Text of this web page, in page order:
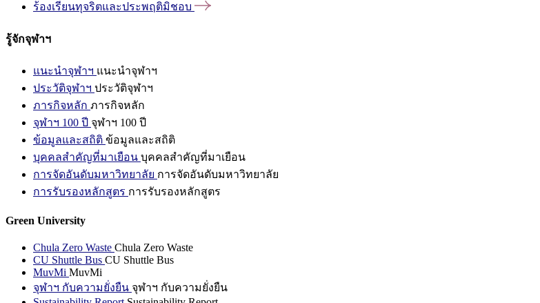
ร้องเรียนทุจริตและประพฤติมิชอบ
รู้จักจุฬาฯ
แนะนำจุฬาฯ แนะนำจุฬาฯ
ประวัติจุฬาฯ ประวัติจุฬาฯ
ภารกิจหลัก ภารกิจหลัก
จุฬาฯ 100 ปี จุฬาฯ 100 ปี
ข้อมูลและสถิติ ข้อมูลและสถิติ
บุคคลสำคัญที่มาเยือน บุคคลสำคัญที่มาเยือน
การจัดอันดับมหาวิทยาลัย การจัดอันดับมหาวิทยาลัย
การรับรองหลักสูตร การรับรองหลักสูตร
Green University
Chula Zero Waste Chula Zero Waste
CU Shuttle Bus CU Shuttle Bus
MuvMi MuvMi
จุฬาฯ กับความยั่งยืน จุฬาฯ กับความยั่งยืน